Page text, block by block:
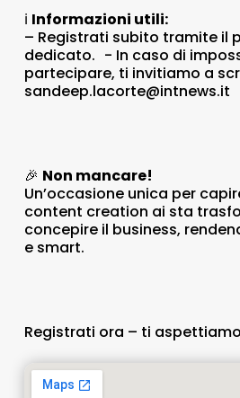
ℹ️ Informazioni utili:
– Registrati subito tramite il
dedicato. - In caso di
partecipare, ti invitiamo a
sandeep.lacorte@intnews.it
🎉 Non mancare!
Un’occasione unica per
content creation ai sta
concepire il business,
e smart.
Registrati ora – ti